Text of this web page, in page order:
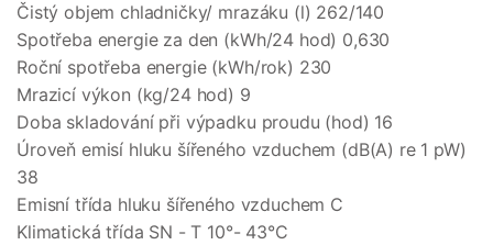
Čistý objem chladničky/ mrazáku (l) 262/140
Spotřeba energie za den (kWh/24 hod) 0,630
Roční spotřeba energie (kWh/rok) 230
Mrazicí výkon (kg/24 hod) 9
Doba skladování při výpadku proudu (hod) 16
Úroveň emisí hluku šířeného vzduchem (dB(A) re 1 pW)
38
Emisní třída hluku šířeného vzduchem C
Klimatická třída SN - T 10°- 43°C